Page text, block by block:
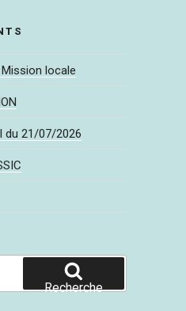
locale
du 21/07/2026
Recherche